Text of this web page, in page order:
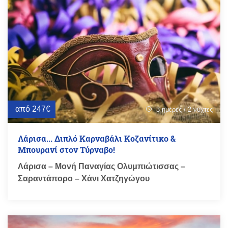
από 247€ schedule 3 ημέρες / 2 νύχτες
Λάρισα... Διπλό Καρναβάλι Κοζανίτικο &
Μπουρανί στον Τύρναβο!
Λάρισα – Μονή Παναγίας Ολυμπιώτισσας –
Σαραντάπορο – Χάνι Χατζηγώγου